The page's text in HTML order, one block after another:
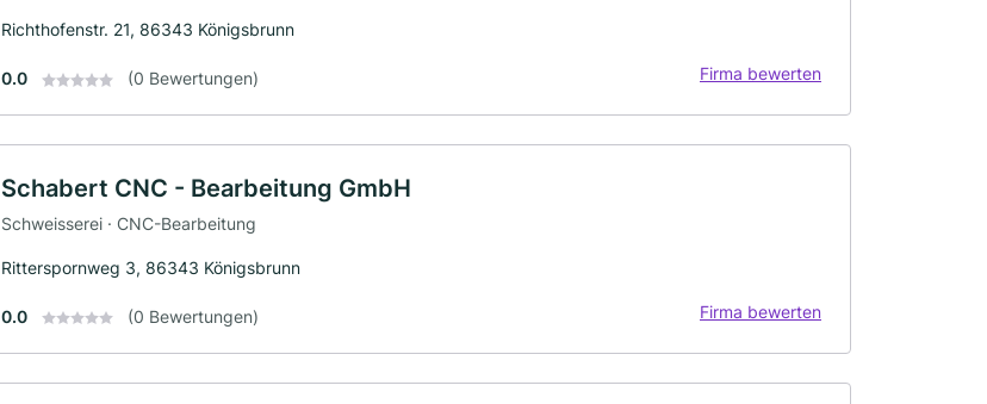
Richthofenstr. 21, 86343 Königsbrunn
0.0 (0 Bewertungen) Firma bewerten
Schabert CNC - Bearbeitung GmbH
Schweisserei · CNC-Bearbeitung
Ritterspornweg 3, 86343 Königsbrunn
0.0 (0 Bewertungen) Firma bewerten